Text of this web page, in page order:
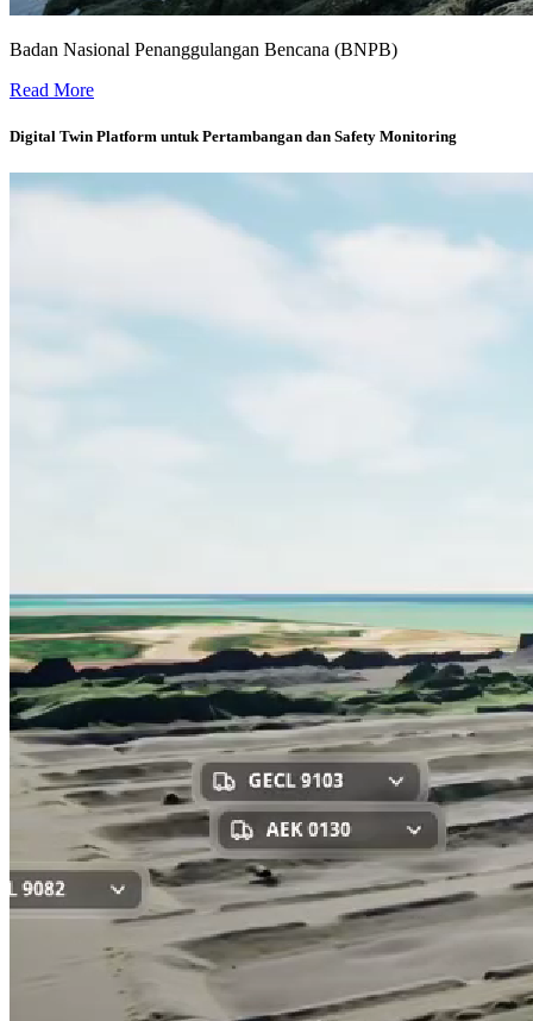
Badan Nasional Penanggulangan Bencana (BNPB)
Sistem Peringatan Dini Banjir untuk Wilayah Bekasi -
Read More
Digital Twin Platform untuk Pertambangan dan Safety Monitoring